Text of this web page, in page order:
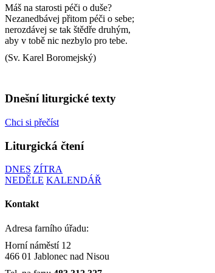
Máš na starosti péči o duše?
Nezanedbávej přitom péči o sebe;
nerozdávej se tak štědře druhým,
aby v tobě nic nezbylo pro tebe.
(Sv. Karel Boromejský)
Dnešní liturgické texty
Chci si přečíst
Liturgická čtení
DNES ZÍTRA
NEDĚLE KALENDÁŘ
Kontakt
Adresa farního úřadu:
Horní náměstí 12
466 01 Jablonec nad Nisou